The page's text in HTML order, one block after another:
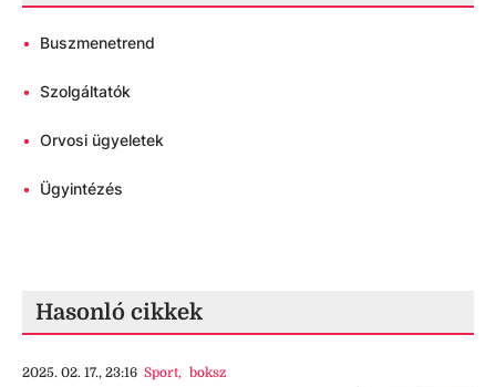
• Buszmenetrend
• Szolgáltatók
• Orvosi ügyeletek
• Ügyintézés
Hasonló cikkek
2025. 02. 17., 23:16 Sport, boksz